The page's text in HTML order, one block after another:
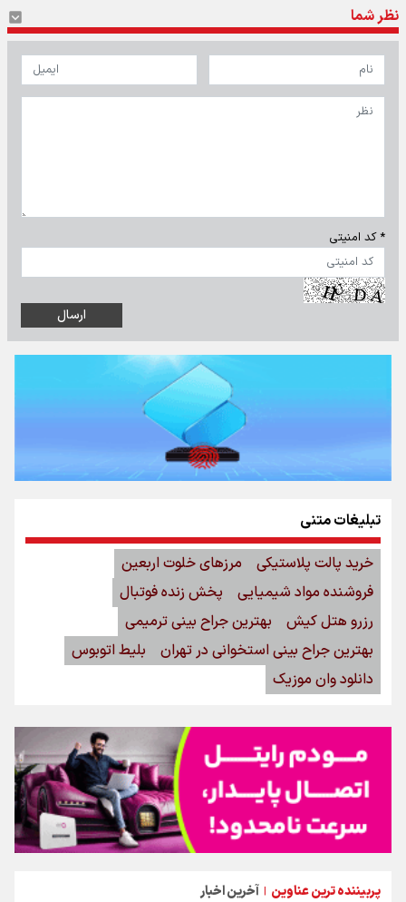
نظر شما
* کد امنیتی
پربیننده ترین عناوین | آخرین اخبار
تبلیغات متنی
خرید پالت پلاستیکی
مرزهای خلوت اربعین
فروشنده مواد شیمیایی
پخش زنده فوتبال
رزرو هتل کیش
بهترین جراح بینی ترمیمی
بهترین جراح بینی استخوانی در تهران
بلیط اتوبوس
دانلود وان موزیک